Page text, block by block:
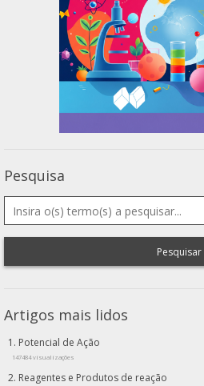
Pesquisa
Pesquisar
Artigos mais lidos
Potencial de Ação
147484 visualizações
Reagentes e Produtos de reação